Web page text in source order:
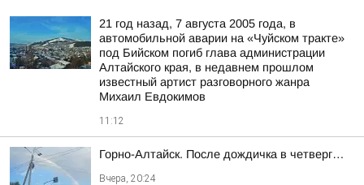
21 год назад, 7 августа 2005 года, в
автомобильной аварии на «Чуйском тракте»
под Бийском погиб глава администрации
Алтайского края, в недавнем прошлом
известный артист разговорного жанра
Михаил Евдокимов
11:12
Горно-Алтайск. После дождичка в четверг…
Вчера, 20:24